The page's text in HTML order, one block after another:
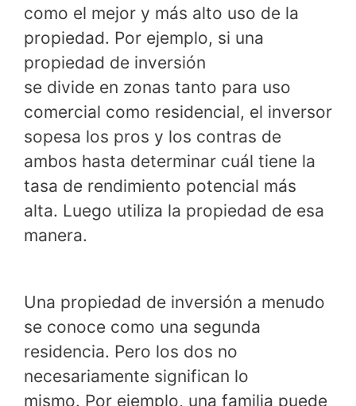
como el mejor y más alto uso de la
propiedad. Por ejemplo, si una
propiedad de inversión
se divide en zonas tanto para uso
comercial como residencial, el inversor
sopesa los pros y los contras de
ambos hasta determinar cuál tiene la
tasa de rendimiento potencial más
alta. Luego utiliza la propiedad de esa
manera.
Una propiedad de inversión a menudo
se conoce como una segunda
residencia. Pero los dos no
necesariamente significan lo
mismo. Por ejemplo, una familia puede